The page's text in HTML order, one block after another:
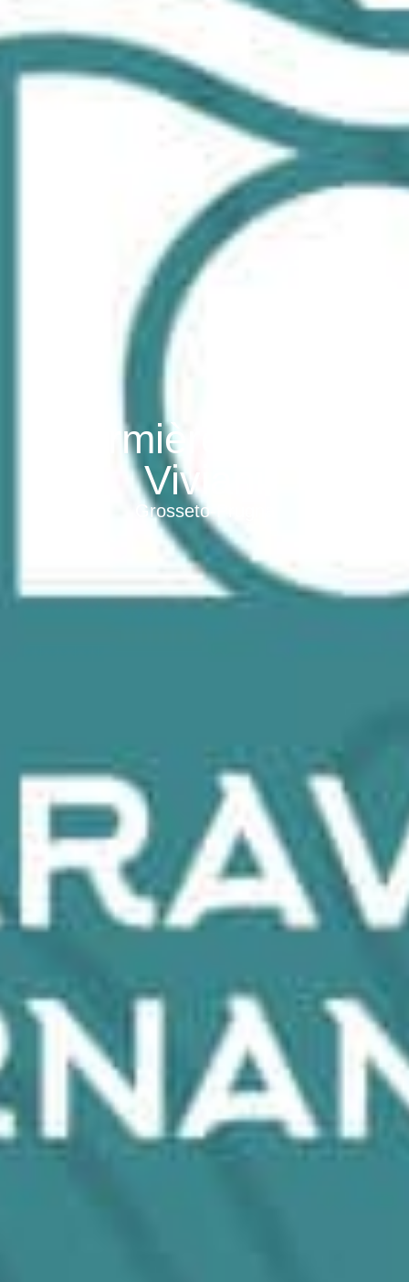
Infirmière Carole
Viviani
Grosseto-Prugna